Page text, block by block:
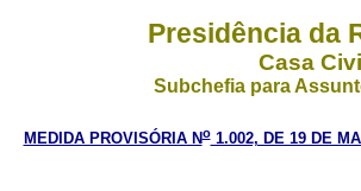
Presidência da
Casa Civil
Subchefia para
MEDIDA PROVISÓRIA No1.002, DE 19 DE